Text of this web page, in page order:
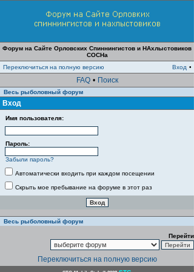
Форум на Сайте Орловских Спиннингистов и НАхлыстовиков
СОСНа
Переключиться на полную версию
Вход •
FAQ • Поиск
Весь рыболовный форум
Вход
Имя пользователя:
Пароль:
Забыли пароль?
Автоматически входить при каждом посещении
Скрыть мое пребывание на форуме в этот раз
Весь рыболовный форум
Перейти
Переключиться на полную версию